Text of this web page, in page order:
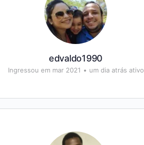
edvaldo1990
Ingressou em mar 2021 • um dia atrás ativo